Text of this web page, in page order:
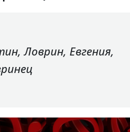
Ловрин, Евгения,